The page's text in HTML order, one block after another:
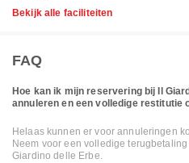
Bekijk alle faciliteiten
FAQ
Hoe kan ik mijn reservering bij Il
annuleren en een volledige restitutie
Helaas kunnen er voor annuleringen
Neem voor een volledige terugbetaling
Giardino delle Erbe.